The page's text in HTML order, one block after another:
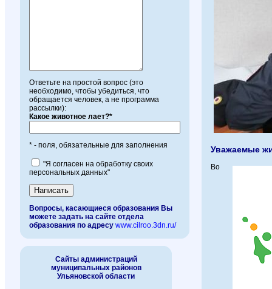
Ответьте на простой вопрос (это
необходимо, чтобы убедиться, что
обращается человек, а не программа
рассылки):
Какое животное лает?*
* - поля, обязательные для заполнения
"Я согласен на обработку своих
персональных данных"
Вопросы, касающиеся образования Вы
можете задать на сайте отдела
образования по адресу www.cilroo.3dn.ru/
Сайты администраций
муниципальных районов
Ульяновской области
Уважаемые
Во